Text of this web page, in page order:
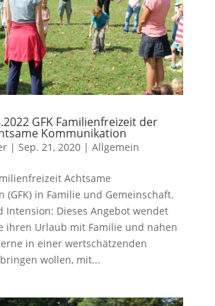
GFK Familienfreizeit der
Kommunikation
| Sep. 21, 2020| Allgemein
Achtsame
(GFK) in Familie und Gemeinschaft.
Intension: Dieses Angebot wendet
ihren Urlaub mit Familie und nahen
in einer wertschätzenden
wollen, mit...